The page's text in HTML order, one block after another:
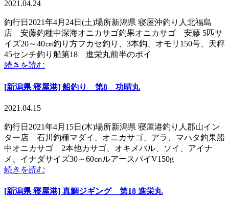
2021.04.24
釣行日2021年4月24日(土)場所新潟県 寝屋沖釣り人北福島
店 安藤釣種中深海オニカサゴ釣果オニカサゴ 安藤 5匹サ
イズ20～40㎝釣り方フカセ釣り、3本鈎、オモリ150号、天秤
45センチ釣り船第18 進栄丸前半のポイ
続きを読む
[新潟県 寝屋港] 船釣り 第8 功晴丸
2021.04.15
釣行日2021年4月15日(木)場所新潟県 寝屋港釣り人郡山イン
ター店 石川釣種マダイ、オニカサゴ、アラ、マハタ釣果船
中オニカサゴ 2本他カサゴ、オキメバル、ソイ、アイナ
メ、イナダサイズ30～60㎝ルアースパイV150g
続きを読む
[新潟県 寝屋港] 真鯛ジギング 第18 進栄丸